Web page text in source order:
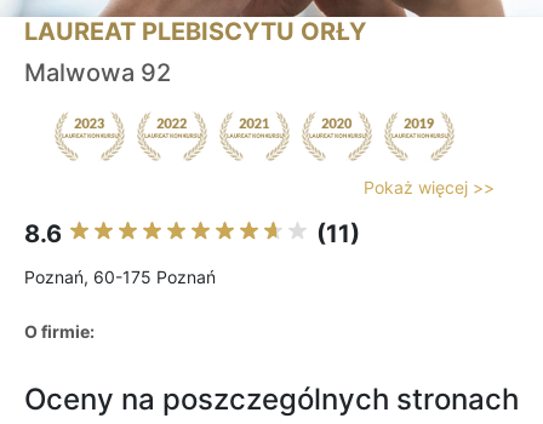
LAUREAT PLEBISCYTU ORŁY
Malwowa 92
Pokaż więcej >>
8.6 (11)
Poznań, 60-175 Poznań
O firmie:
Oceny na poszczególnych stronach